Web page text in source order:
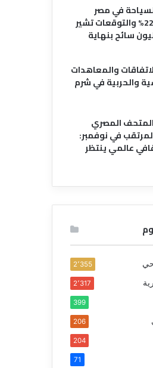
في مصر
بنسبة 22% والتوقعات تشير
مليون سائح بنهاية
والمعاهدات
والحربية في شرم
المتحف المصري
في نوفمبر:
عالمي ينتظر
2٬355
2٬317
399
206
204
71